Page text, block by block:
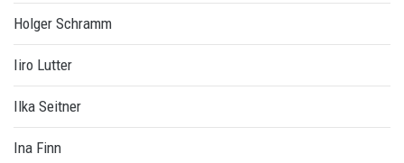
Holger Schramm
Iiro Lutter
Ilka Seitner
Ina Finn